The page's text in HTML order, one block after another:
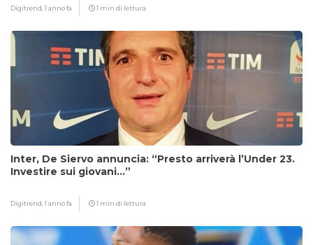
Digitrend,1 anno fa 1 min di lettura
Inter, De Siervo annuncia: “Presto arriverà l’Under 23.
Investire sui giovani…”
Digitrend,1 anno fa 1 min di lettura